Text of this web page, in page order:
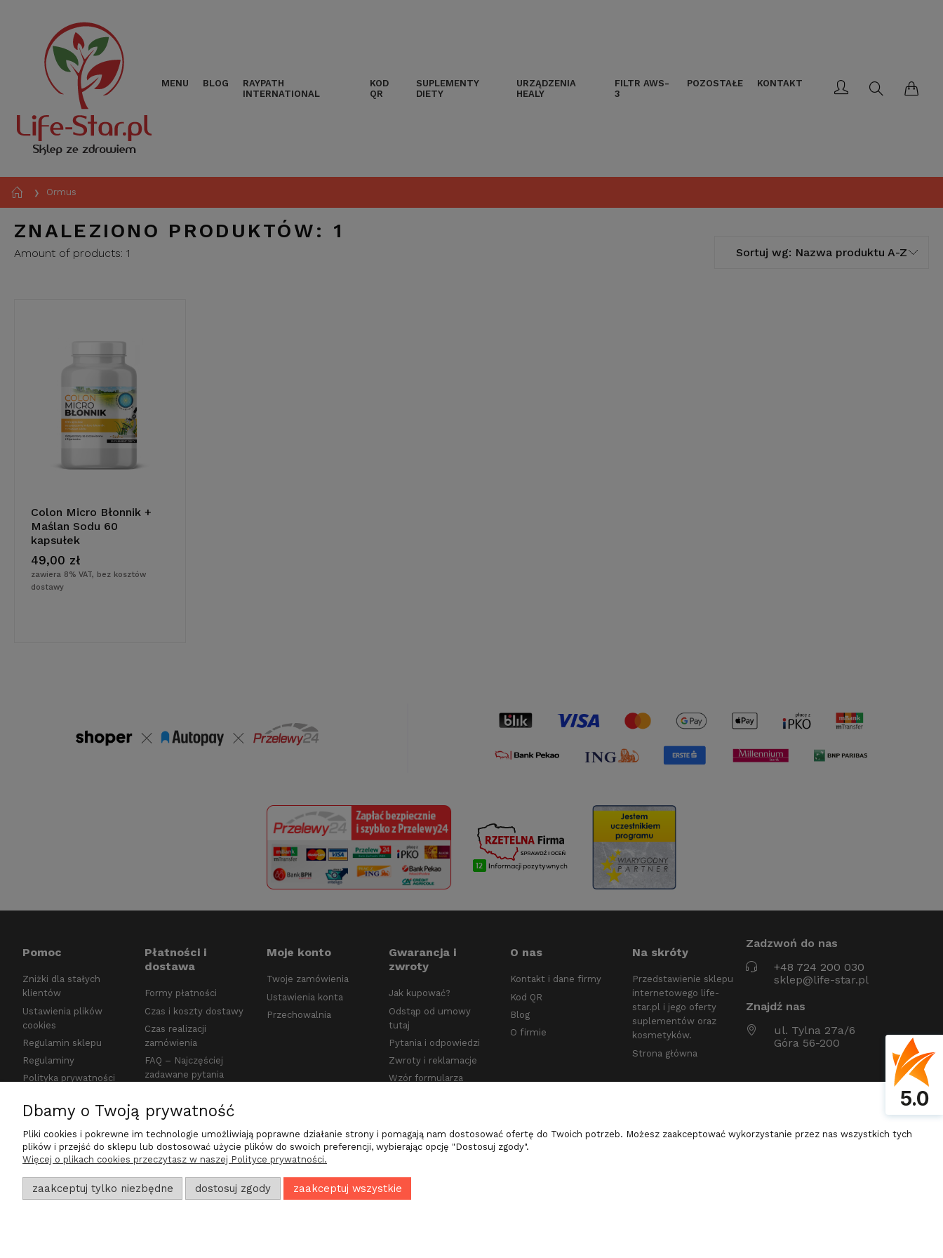
MENU BLOG
RAYPATH
INTERNATIONAL
KOD
QR
SUPLEMENTY
DIETY
URZĄDZENIA
HEALY
FILTR AWS-
3
POZOSTAŁE KONTAKT
❯ Ormus
ZNALEZIONO PRODUKTÓW: 1
Amount of products: 1 Sortuj wg: Nazwa produktu A-Z
do koszyka
Colon Micro Błonnik +
Maślan Sodu 60
kapsułek
49,00 zł
zawiera 8% VAT, bez kosztów
dostawy
Pomoc
Zniżki dla stałych
klientów
Ustawienia plików
cookies
Regulamin sklepu
Regulaminy
Polityka prywatności
Oświadczenie o
Opinie o sklepie
internetowym
Kontakt
Płatności i
dostawa
Formy płatności
Czas i koszty dostawy
Czas realizacji
zamówienia
FAQ – Najczęściej
zadawane pytania
Moje konto
Twoje zamówienia
Ustawienia konta
Przechowalnia
Gwarancja i
zwroty
Jak kupować?
Odstąp od umowy
tutaj
Pytania i odpowiedzi
Zwroty i reklamacje
Wzór formularza
O nas
Kontakt i dane firmy
Kod QR
Blog
O firmie
Na skróty
Przedstawienie sklepu
internetowego life-
star.pl i jego oferty
suplementów oraz
kosmetyków.
Strona główna
Zadzwoń do nas
+48 724 200 030
sklep@life-star.pl
Znajdź nas
ul. Tylna 27a/6
Góra 56-200
5.0
Dbamy o Twoją prywatność
Pliki cookies i pokrewne im technologie umożliwiają poprawne działanie strony i pomagają nam dostosować ofertę do Twoich potrzeb. Możesz zaakceptować wykorzystanie przez nas wszystkich tych
plików i przejść do sklepu lub dostosować użycie plików do swoich preferencji, wybierając opcję "Dostosuj zgody".
Więcej o plikach cookies przeczytasz w naszej Polityce prywatności.
zaakceptuj tylko niezbędne dostosuj zgody zaakceptuj wszystkie